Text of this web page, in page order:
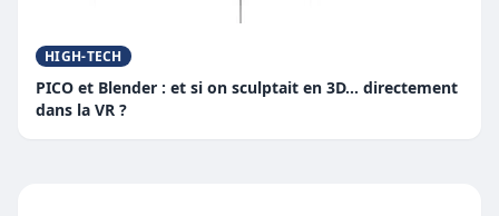
HIGH-TECH
PICO et Blender : et si on sculptait en 3D… directement
dans la VR ?